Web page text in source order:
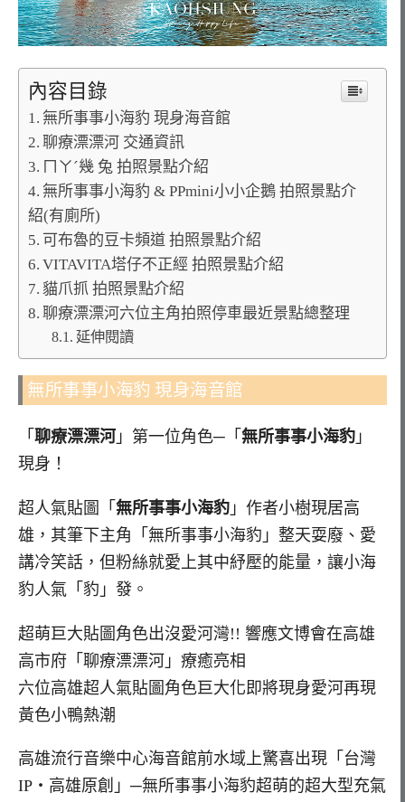
內容目錄
無所事事小海豹 現身海音館
聊療漂漂河 交通資訊
ㄇㄚˊ幾 兔 拍照景點介紹
無所事事小海豹 & PPmini小小企鵝 拍照景點介
紹(有廁所)
可布魯的豆卡頻道 拍照景點介紹
VITAVITA塔仔不正經 拍照景點介紹
貓爪抓 拍照景點介紹
聊療漂漂河六位主角拍照停車最近景點總整理
延伸閱讀
無所事事小海豹 現身海音館
「 聊療漂漂河 」第一位角色─「 無所事事小海豹 」
現身！
超人氣貼圖「 無所事事小海豹 」作者小樹現居高
雄，其筆下主角「無所事事小海豹」整天耍廢、愛
講冷笑話，但粉絲就愛上其中紓壓的能量，讓小海
豹人氣「豹」發。
超萌巨大貼圖角色出沒愛河灣!! 響應文博會在高雄
高市府「聊療漂漂河」療癒亮相
六位高雄超人氣貼圖角色巨大化即將現身愛河再現
黃色小鴨熱潮
高雄流行音樂中心海音館前水域上驚喜出現「台灣
IP‧高雄原創」─無所事事小海豹超萌的超大型充氣